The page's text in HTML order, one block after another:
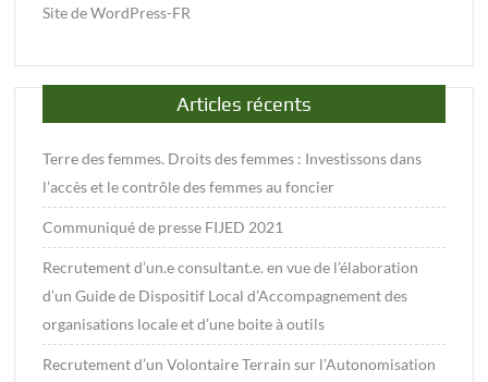
Site de WordPress-FR
Articles récents
Terre des femmes. Droits des femmes : Investissons dans
l’accès et le contrôle des femmes au foncier
Communiqué de presse FIJED 2021
Recrutement d’un.e consultant.e. en vue de l’élaboration
d’un Guide de Dispositif Local d’Accompagnement des
organisations locale et d’une boite à outils
Recrutement d’un Volontaire Terrain sur l’Autonomisation